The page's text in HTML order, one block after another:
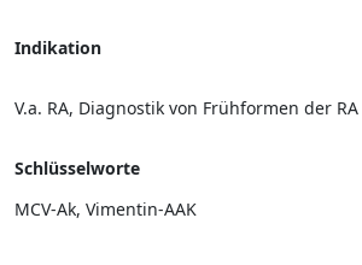
Indikation
V.a. RA, Diagnostik von Frühformen der RA
Schlüsselworte
MCV-Ak, Vimentin-AAK